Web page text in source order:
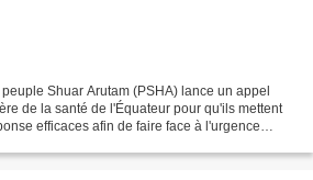
Shuar Arutam (PSHA) lance un appel
de la santé de l'Équateur pour qu'ils mettent
efficaces afin de faire face à l'urgence